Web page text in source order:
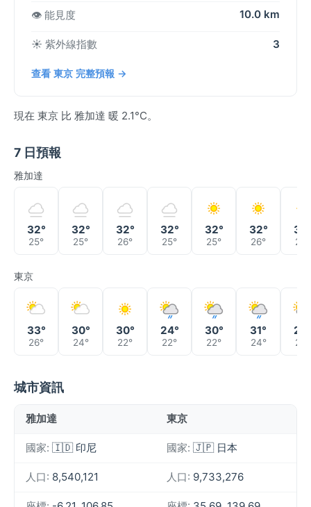
👁️ 能見度 10.0 km
☀️ 紫外線指數 3
查看 東京 完整預報 →
現在 東京 比 雅加達 暖 2.1°C。
7 日預報
雅加達
32°
25°
32°
25°
32°
26°
32°
25°
32°
25°
32°
26° 26°
東京
33°
26°
30°
24°
30°
22°
24°
22°
30°
22°
31°
24° 25°
城市資訊
雅加達 東京
國家: 🇮🇩 印尼 國家: 🇯🇵 日本
人口: 8,540,121 人口: 9,733,276